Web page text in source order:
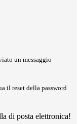
un messaggio
il reset della password
di posta elettronica!